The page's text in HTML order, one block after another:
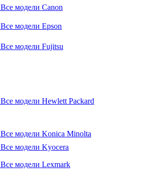
Все модели Canon
Все модели Epson
Все модели Fujitsu
Все модели Hewlett Packard
Все модели Konica Minolta
Все модели Kyocera
Все модели Lexmark